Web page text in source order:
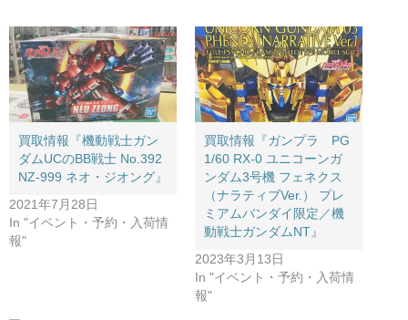
買取情報『機動戦士ガン
ダムUCのBB戦士 ​No.392 ​
NZ-999 ​ネオ・ジオング』
2021年7月28日
In "イベント・予約・入荷情
報"
買取情報『ガンプラ PG
1/60 ​RX-0 ​ユニコーンガ
ンダム3号機 ​フェネクス
（ナラティブVer.） ​プレ
ミアムバンダイ限定／機
動戦士ガンダムNT』
2023年3月13日
In "イベント・予約・入荷情
報"